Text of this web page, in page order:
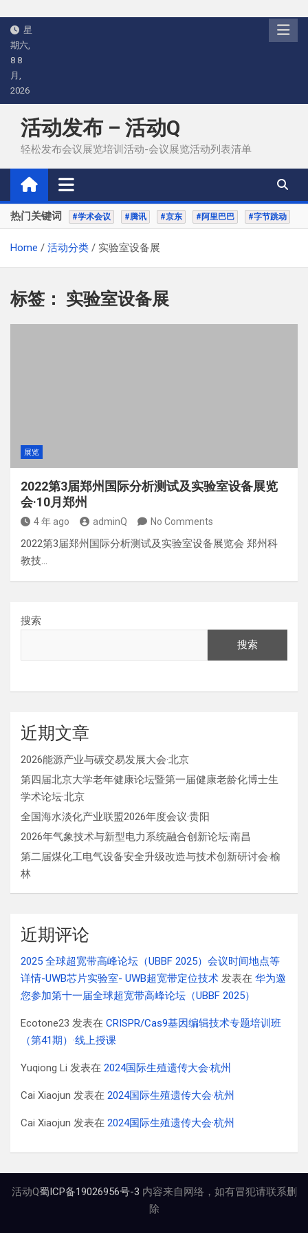
Skip
content
星
期六,
8 8
月,
2026
活动发布 – 活动Q
轻松发布会议展览培训活动-会议展览活动列表清单
热门关键词 #学术会议 #腾讯 #京东 #阿里巴巴 #字节跳动
Home 活动分类 实验室设备展
标签： 实验室设备展
展览
2022第3届郑州国际分析测试及实验室设备展览
会·10月郑州
4 年 ago adminQ No Comments
2022第3届郑州国际分析测试及实验室设备展览会 郑州科
教技…
搜索
搜索
近期文章
2026能源产业与碳交易发展大会·北京
第四届北京大学老年健康论坛暨第一届健康老龄化博士生
学术论坛·北京
全国海水淡化产业联盟2026年度会议·贵阳
2026年气象技术与新型电力系统融合创新论坛·南昌
第二届煤化工电气设备安全升级改造与技术创新研讨会·榆
林
近期评论
2025 全球超宽带高峰论坛（UBBF 2025）会议时间地点等
详情-UWB芯片实验室- UWB超宽带定位技术 发表在 华为邀
您参加第十一届全球超宽带高峰论坛（UBBF 2025）
Ecotone23 发表在 CRISPR/Cas9基因编辑技术专题培训班
（第41期）·线上授课
Yuqiong Li 发表在 2024国际生殖遗传大会·杭州
Cai Xiaojun 发表在 2024国际生殖遗传大会·杭州
Cai Xiaojun 发表在 2024国际生殖遗传大会·杭州
活动Q蜀ICP备19026956号-3 内容来自网络，如有冒犯请联系删
除